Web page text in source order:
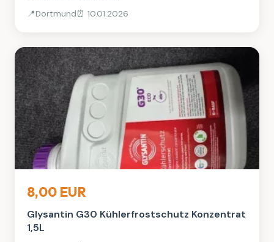
📍Dortmund⏰ 10.01.2026
8,00 EUR
Glysantin G30 Kühlerfrostschutz Konzentrat
1,5L